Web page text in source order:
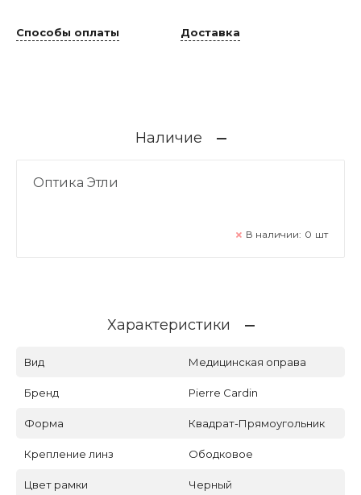
Способы оплаты Доставка
Наличие
Оптика Этли
В наличии: 0 шт
Характеристики
Вид Медицинская оправа
Бренд Pierre Cardin
Форма Квадрат-Прямоугольник
Крепление линз Ободковое
Цвет рамки Черный